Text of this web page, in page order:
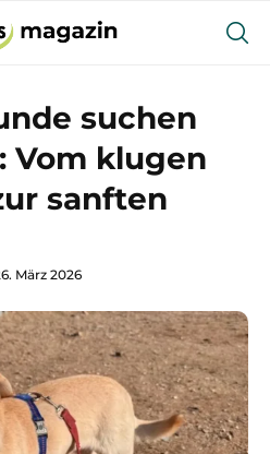
suchen
Vom klugen
sanften
März 2026